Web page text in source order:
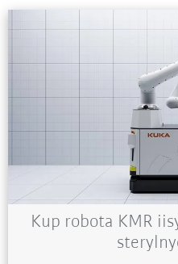
Kup robota KMR